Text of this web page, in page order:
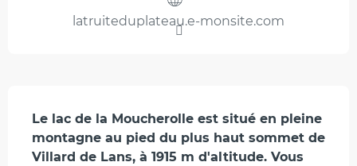
latruiteduplateau.e-monsite.com
Description
Le lac de la Moucherolle est situé en pleine
montagne au pied du plus haut sommet de
Villard de Lans, à 1915 m d'altitude. Vous